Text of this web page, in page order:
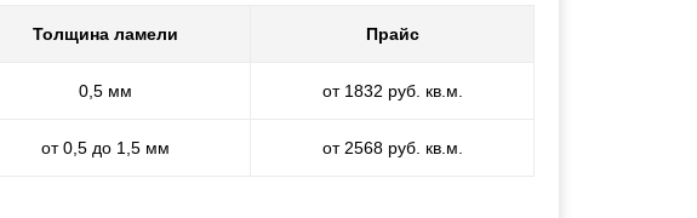
Толщина ламели Прайс
0,5 мм от 1832 руб. кв.м.
от 0,5 до 1,5 мм от 2568 руб. кв.м.